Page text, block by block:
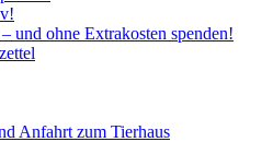
und ohne Extrakosten spenden!
Anfahrt zum Tierhaus